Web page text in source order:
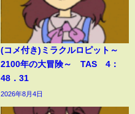
(コメ付き)ミラクルロピット～
2100年の大冒険～ TAS 4：
48．31
2026年8月4日